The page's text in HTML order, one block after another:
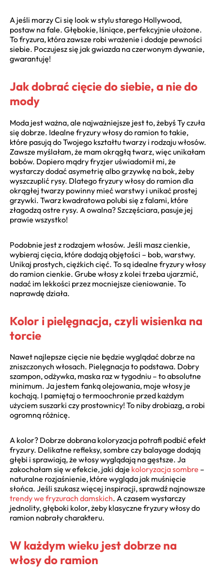
A jeśli marzy Ci się look w stylu starego Hollywood,
postaw na fale. Głębokie, lśniące, perfekcyjnie ułożone.
To fryzura, która zawsze robi wrażenie i dodaje pewności
siebie. Poczujesz się jak gwiazda na czerwonym dywanie,
gwarantuję!
Jak dobrać cięcie do siebie, a nie do
mody
Moda jest ważna, ale najważniejsze jest to, żebyś Ty czuła
się dobrze. Idealne fryzury włosy do ramion to takie,
które pasują do Twojego kształtu twarzy i rodzaju włosów.
Zawsze myślałam, że mam okrągłą twarz, więc unikałam
bobów. Dopiero mądry fryzjer uświadomił mi, że
wystarczy dodać asymetrię albo grzywkę na bok, żeby
wyszczuplić rysy. Dlatego fryzury włosy do ramion dla
okrągłej twarzy powinny mieć warstwy i unikać prostej
grzywki. Twarz kwadratowa polubi się z falami, które
złagodzą ostre rysy. A owalna? Szczęściara, pasuje jej
prawie wszystko!
Podobnie jest z rodzajem włosów. Jeśli masz cienkie,
wybieraj cięcia, które dodają objętości – bob, warstwy.
Unikaj prostych, ciężkich cięć. To są idealne fryzury włosy
do ramion cienkie. Grube włosy z kolei trzeba ujarzmić,
nadać im lekkości przez mocniejsze cieniowanie. To
naprawdę działa.
Kolor i pielęgnacja, czyli wisienka na
torcie
Nawet najlepsze cięcie nie będzie wyglądać dobrze na
zniszczonych włosach. Pielęgnacja to podstawa. Dobry
szampon, odżywka, maska raz w tygodniu – to absolutne
minimum. Ja jestem fanką olejowania, moje włosy je
kochają. I pamiętaj o termoochronie przed każdym
użyciem suszarki czy prostownicy! To niby drobiazg, a robi
ogromną różnicę.
A kolor? Dobrze dobrana koloryzacja potrafi podbić efekt
fryzury. Delikatne refleksy, sombre czy balayage dodają
głębi i sprawiają, że włosy wyglądają na gęstsze. Ja
zakochałam się w efekcie, jaki daje koloryzacja sombre –
naturalne rozjaśnienie, które wygląda jak muśnięcie
słońca. Jeśli szukasz więcej inspiracji, sprawdź najnowsze
trendy we fryzurach damskich. A czasem wystarczy
jednolity, głęboki kolor, żeby klasyczne fryzury włosy do
ramion nabrały charakteru.
W każdym wieku jest dobrze na
włosy do ramion